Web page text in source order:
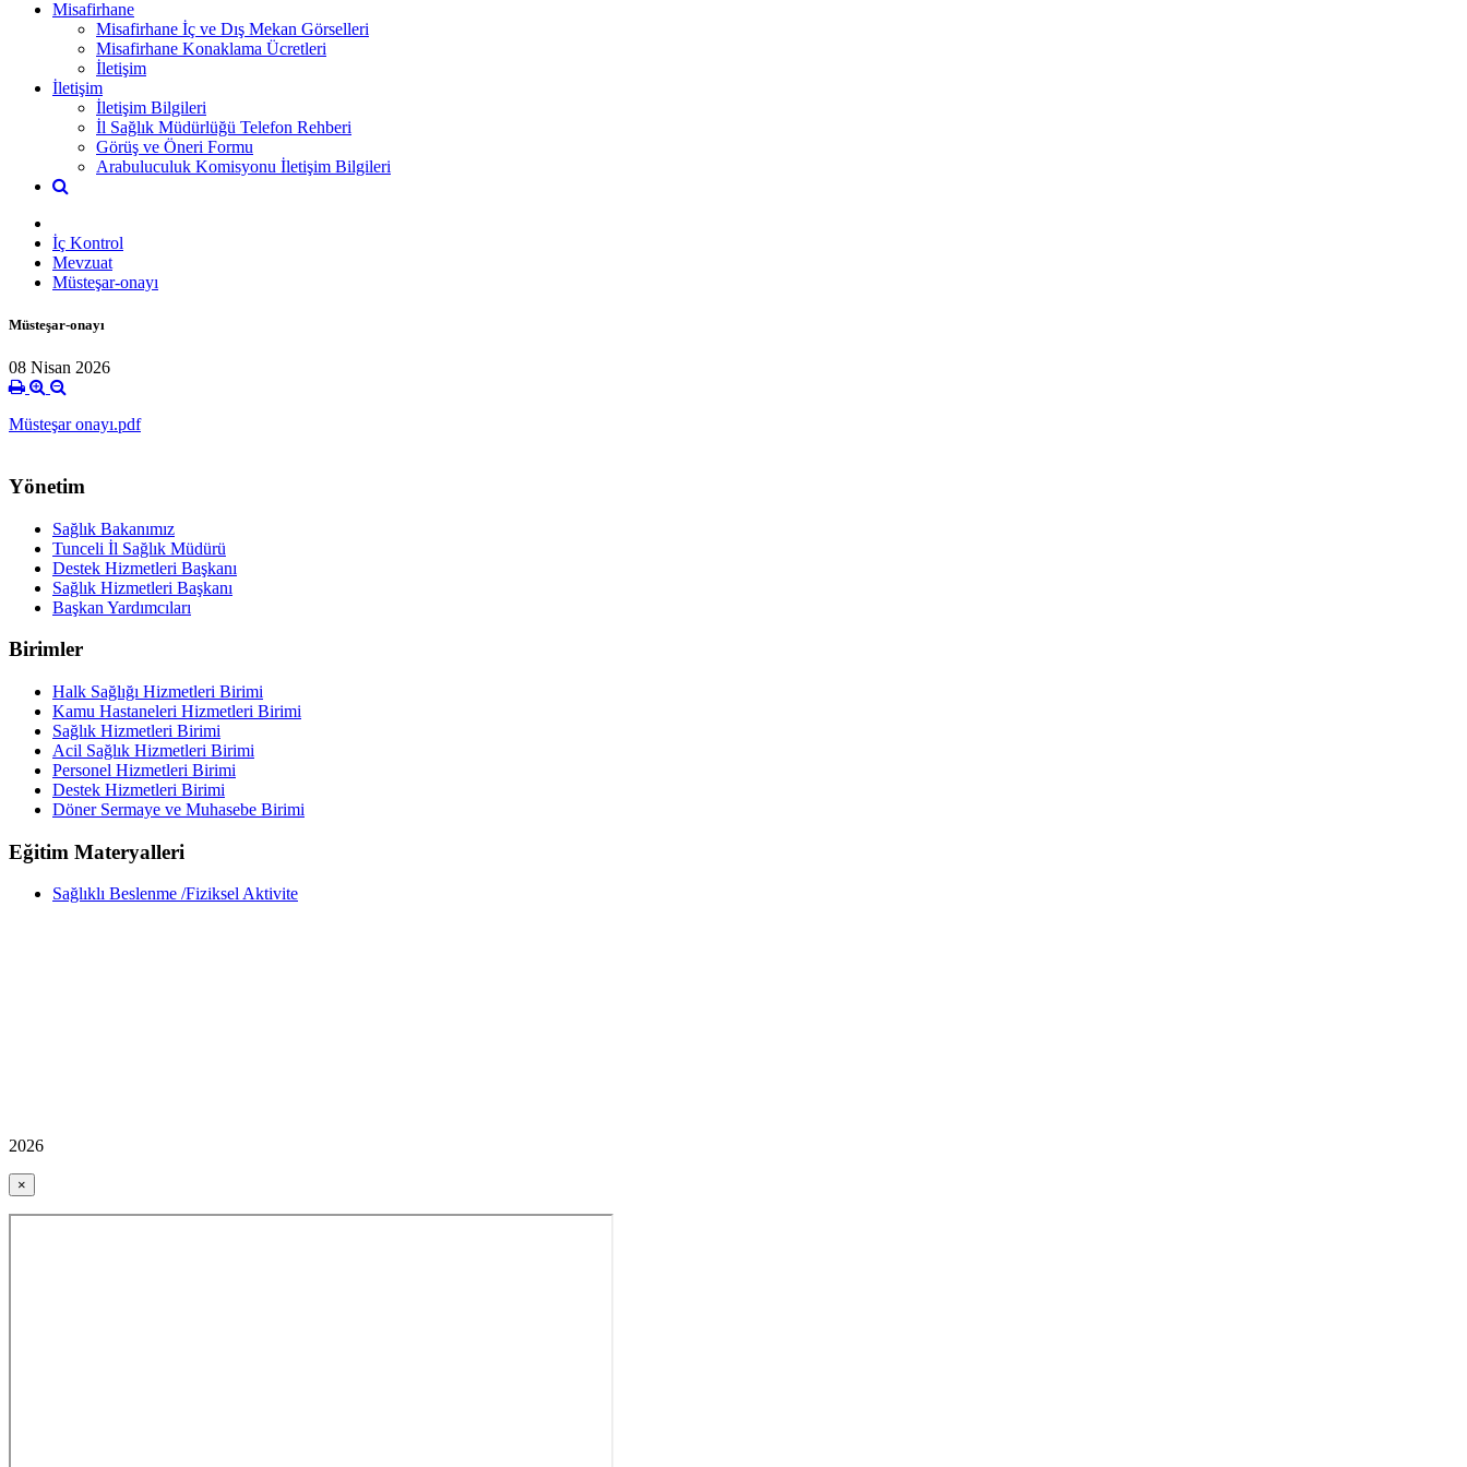
Misafirhane
Misafirhane İç ve Dış Mekan Görselleri
Misafirhane Konaklama Ücretleri
İletişim
İletişim
İletişim Bilgileri
İl Sağlık Müdürlüğü Telefon Rehberi
Görüş ve Öneri Formu
Arabuluculuk Komisyonu İletişim Bilgileri
İç Kontrol
Mevzuat
Müsteşar-onayı
Müsteşar-onayı
08 Nisan 2026
Müsteşar onayı.pdf
Yönetim
Sağlık Bakanımız
Tunceli İl Sağlık Müdürü
Destek Hizmetleri Başkanı
Sağlık Hizmetleri Başkanı
Başkan Yardımcıları
Birimler
Halk Sağlığı Hizmetleri Birimi
Kamu Hastaneleri Hizmetleri Birimi
Sağlık Hizmetleri Birimi
Acil Sağlık Hizmetleri Birimi
Personel Hizmetleri Birimi
Destek Hizmetleri Birimi
Döner Sermaye ve Muhasebe Birimi
Eğitim Materyalleri
Sağlıklı Beslenme /Fiziksel Aktivite
2026
×